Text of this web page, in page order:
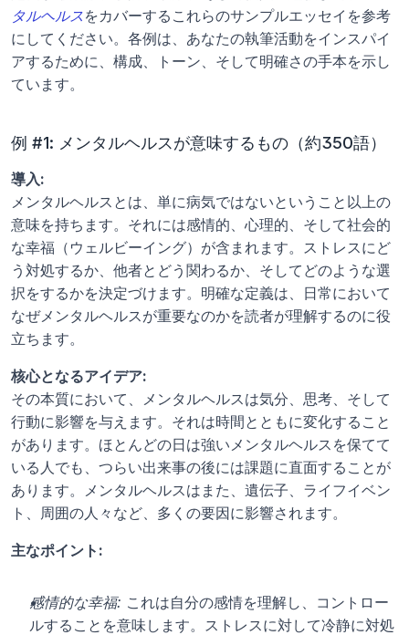
タルヘルスをカバーするこれらのサンプルエッセイを参考
にしてください。各例は、あなたの執筆活動をインスパイ
アするために、構成、トーン、そして明確さの手本を示し
ています。
例 #1: メンタルヘルスが意味するもの（約350語）
導入:
メンタルヘルスとは、単に病気ではないということ以上の
意味を持ちます。それには感情的、心理的、そして社会的
な幸福（ウェルビーイング）が含まれます。ストレスにど
う対処するか、他者とどう関わるか、そしてどのような選
択をするかを決定づけます。明確な定義は、日常において
なぜメンタルヘルスが重要なのかを読者が理解するのに役
立ちます。
核心となるアイデア:
その本質において、メンタルヘルスは気分、思考、そして
行動に影響を与えます。それは時間とともに変化すること
があります。ほとんどの日は強いメンタルヘルスを保てて
いる人でも、つらい出来事の後には課題に直面することが
あります。メンタルヘルスはまた、遺伝子、ライフイベン
ト、周囲の人々など、多くの要因に影響されます。
主なポイント:
感情的な幸福: これは自分の感情を理解し、コントロー
ルすることを意味します。ストレスに対して冷静に対処